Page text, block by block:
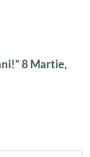
8 Martie,